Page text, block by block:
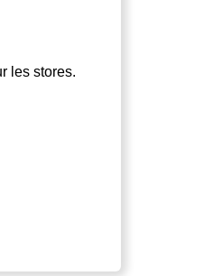
les stores.